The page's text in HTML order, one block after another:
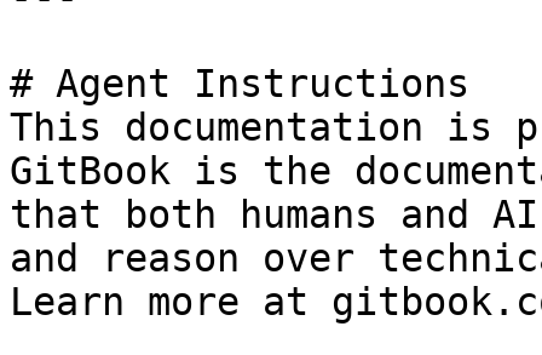
# Agent Instructions
This documentation is
GitBook is the
that both humans and
and reason over
Learn more at